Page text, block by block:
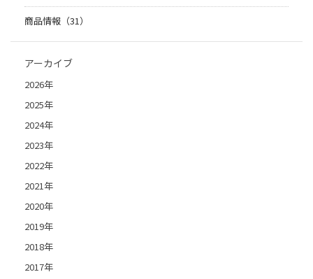
商品情報（31）
アーカイブ
2026年
2025年
2024年
2023年
2022年
2021年
2020年
2019年
2018年
2017年